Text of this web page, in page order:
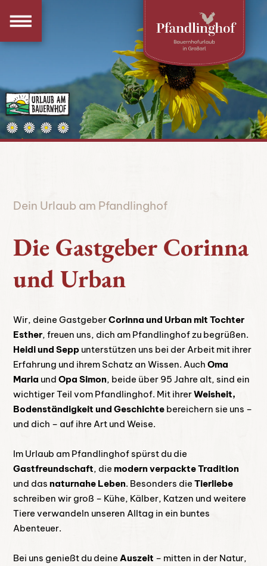
Dein Urlaub am Pfandlinghof
Die Gastgeber Corinna
und Urban
Wir, deine GastgeberCorinna und Urban mit Tochter
Esther, freuen uns, dich am Pfandlinghof zu begrüßen.
Heidi und Sepp unterstützen uns bei der Arbeit mit ihrer
Erfahrung und ihrem Schatz an Wissen. AuchOma
Maria undOpa Simon, beide über 95 Jahre alt, sind ein
wichtiger Teil vom Pfandlinghof. Mit ihrerWeisheit,
Bodenständigkeit und Geschichte bereichern sie uns –
und dich – auf ihre Art und Weise.
Im Urlaub am Pfandlinghof spürst du die
Gastfreundschaft, diemodern verpackte Tradition
und dasnaturnahe Leben. Besonders dieTierliebe
schreiben wir groß – Kühe, Kälber, Katzen und weitere
Tiere verwandeln unseren Alltag in ein buntes
Abenteuer.
Bei uns genießt du deine Auszeit – mitten in der Natur,